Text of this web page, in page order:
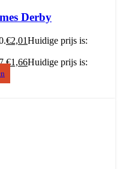
Derby
€2,01Huidige prijs is:
€1,66Huidige prijs is: